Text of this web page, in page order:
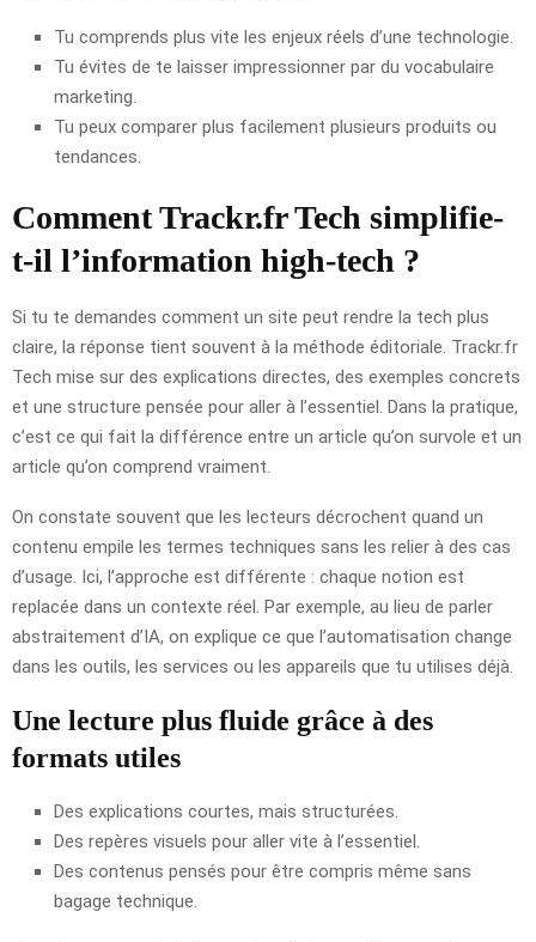
Tu comprends plus vite les enjeux réels d’une technologie.
Tu évites de te laisser impressionner par du vocabulaire
marketing.
Tu peux comparer plus facilement plusieurs produits ou
tendances.
Comment Trackr.fr Tech simplifie-
t-il l’information high-tech ?
Si tu te demandes comment un site peut rendre la tech plus
claire, la réponse tient souvent à la méthode éditoriale. Trackr.fr
Tech mise sur des explications directes, des exemples concrets
et une structure pensée pour aller à l’essentiel. Dans la pratique,
c’est ce qui fait la différence entre un article qu’on survole et un
article qu’on comprend vraiment.
On constate souvent que les lecteurs décrochent quand un
contenu empile les termes techniques sans les relier à des cas
d’usage. Ici, l’approche est différente : chaque notion est
replacée dans un contexte réel. Par exemple, au lieu de parler
abstraitement d’IA, on explique ce que l’automatisation change
dans les outils, les services ou les appareils que tu utilises déjà.
Une lecture plus fluide grâce à des
formats utiles
Des explications courtes, mais structurées.
Des repères visuels pour aller vite à l’essentiel.
Des contenus pensés pour être compris même sans
bagage technique.